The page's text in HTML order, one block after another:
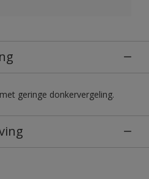
geringe donkervergeling.